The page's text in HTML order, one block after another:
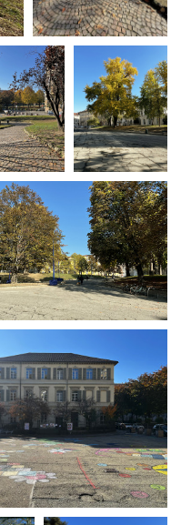
Open Day
Ciak in TOur!
FESTIVAL, MARKETS,
AWARDS
International Film Festival
Rotterdam
Berlinale Internationalen
Filmfestspiele Berlin
Festival de Cannes
Biografilm Festival - Bio to B
Industry Days
Locarno Film Festival
Mostra Internazionale d’Arte
Cinematografica Venezia
Toronto International Film
Festival
Torino Film Festival
David di Donatello
Nastri d’Argento
Premio Solinas
STRUMENTI
Location - Accedi al tuo
profilo